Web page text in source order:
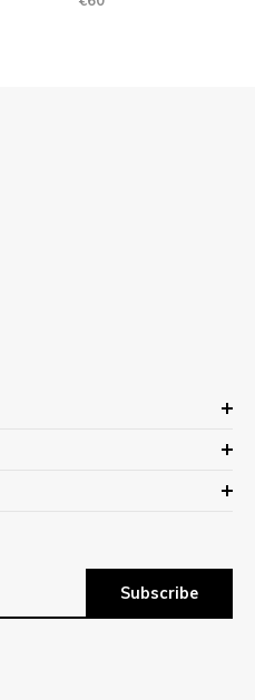
Subscribe